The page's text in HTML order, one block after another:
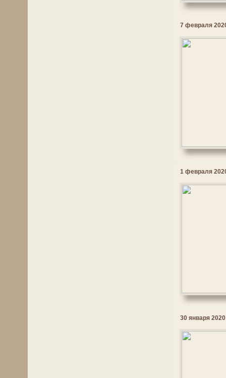
7 февраля
1 февраля
30 января 2020